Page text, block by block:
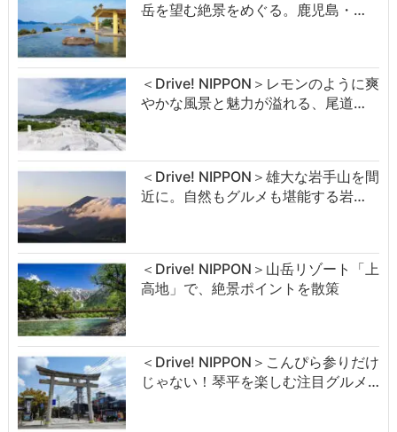
岳を望む絶景をめぐる。鹿児島・…
＜Drive! NIPPON＞レモンのように爽
やかな風景と魅力が溢れる、尾道…
＜Drive! NIPPON＞雄大な岩手山を間
近に。自然もグルメも堪能する岩…
＜Drive! NIPPON＞山岳リゾート「上
高地」で、絶景ポイントを散策
＜Drive! NIPPON＞こんぴら参りだけ
じゃない！琴平を楽しむ注目グルメ…